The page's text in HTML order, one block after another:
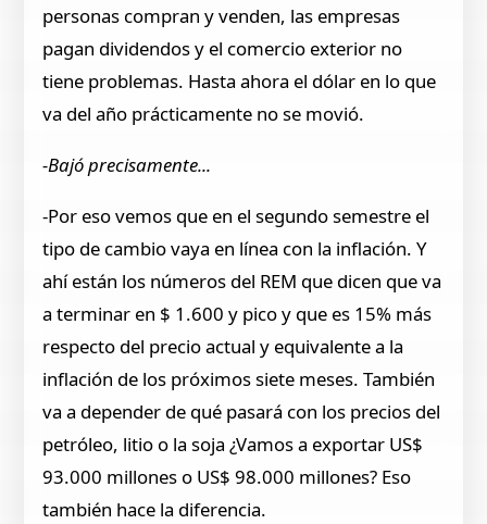
personas compran y venden, las empresas
pagan dividendos y el comercio exterior no
tiene problemas. Hasta ahora el dólar en lo que
va del año prácticamente no se movió.
-Bajó precisamente...
-Por eso vemos que en el segundo semestre el
tipo de cambio vaya en línea con la inflación. Y
ahí están los números del REM que dicen que va
a terminar en $ 1.600 y pico y que es 15% más
respecto del precio actual y equivalente a la
inflación de los próximos siete meses. También
va a depender de qué pasará con los precios del
petróleo, litio o la soja ¿Vamos a exportar US$
93.000 millones o US$ 98.000 millones? Eso
también hace la diferencia.